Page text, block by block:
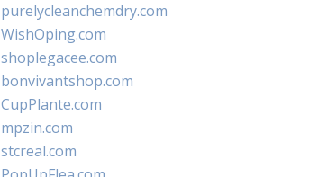
purelycleanchemdry.com
WishOping.com
shoplegacee.com
bonvivantshop.com
CupPlante.com
mpzin.com
stcreal.com